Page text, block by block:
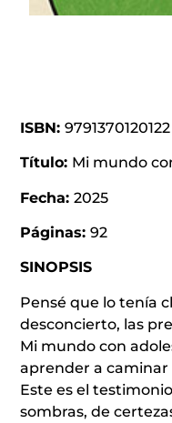
ISBN: 9791370120122
Título: Mi mundo
Fecha: 2025
Páginas: 92
SINOPSIS
Pensé que lo tenía
desconcierto, las
Mi mundo con
aprender a caminar
Este es el
sombras, de